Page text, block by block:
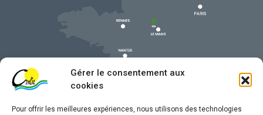
Gérer le consentement aux
cookies
Pour offrir les meilleures expériences, nous utilisons des technologies